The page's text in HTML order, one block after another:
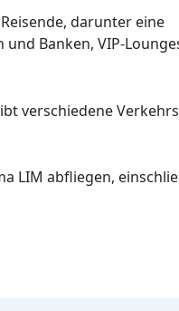
darunter eine
Banken, VIP-
verschiedene
LIM abfliegen,